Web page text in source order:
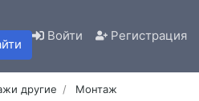
Войти Регистрация
другие Монтаж